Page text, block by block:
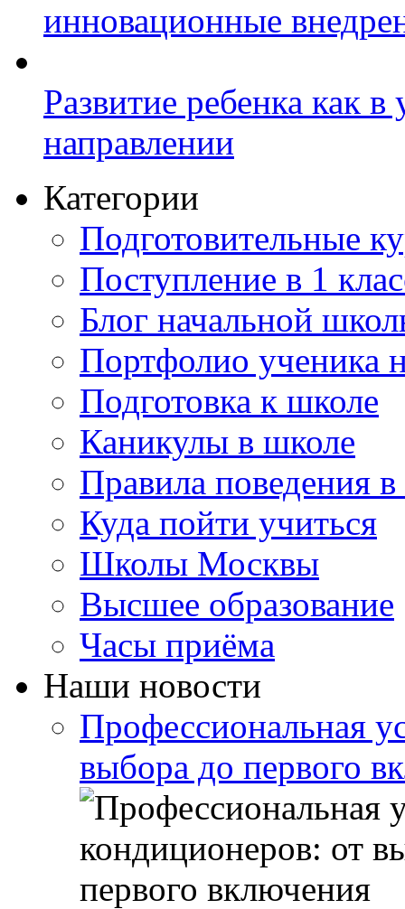
инновационные
Развитие ребенка как
направлении
Категории
Подготовительные
Поступление в 1
Блог начальной
Портфолио ученика
Подготовка к школе
Каникулы в школе
Правила поведения
Куда пойти учиться
Школы Москвы
Высшее образование
Часы приёма
Наши новости
Профессиональная
выбора до первого